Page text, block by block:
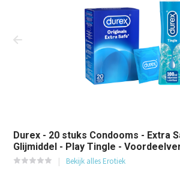
Durex - 20 stuks Condooms - Extra
Glijmiddel - Play Tingle -
Bekijk alles Erotiek